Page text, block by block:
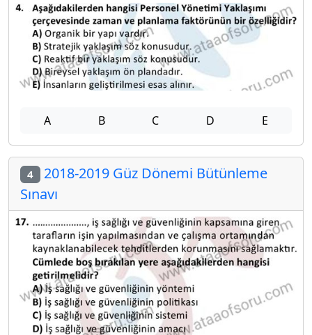
A B C D E
4 2018-2019 Güz Dönemi Bütünleme
Sınavı